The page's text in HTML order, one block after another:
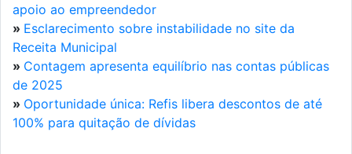
apoio ao empreendedor
» Esclarecimento sobre instabilidade no site da
Receita Municipal
» Contagem apresenta equilíbrio nas contas públicas
de 2025
» Oportunidade única: Refis libera descontos de até
100% para quitação de dívidas